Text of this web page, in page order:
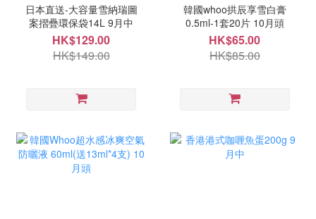
日本直送-大容量雪納瑞圖
案摺疊環保袋14L 9月中
HK$129.00
HK$149.00
韓國whoo拱辰享雪白膏
0.5ml-1套20片 10月頭
HK$65.00
HK$85.00